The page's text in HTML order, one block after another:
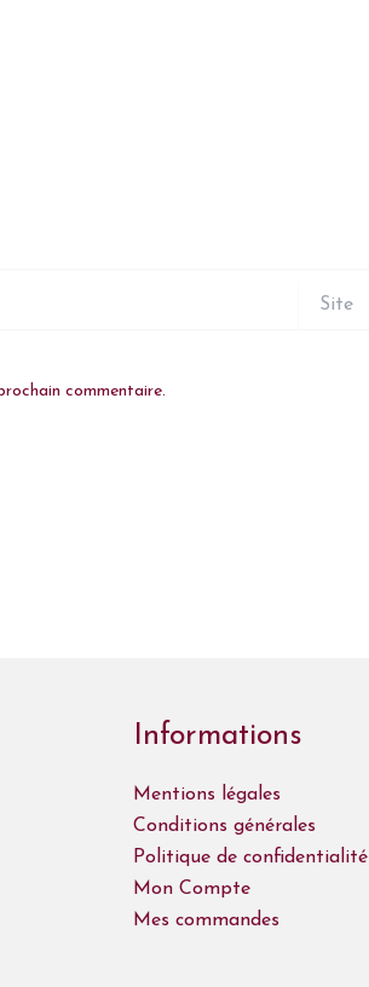
commentaire.
Informations
Mentions légales
Conditions générales
Politique de confidentialité
Mon Compte
Mes commandes